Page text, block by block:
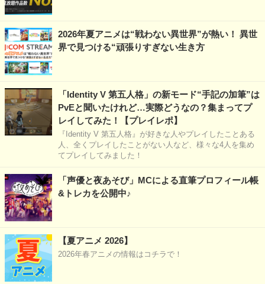
2026年夏アニメは“戦わない異世界”が熱い！ 異世
界で見つける“頑張りすぎない生き方
「Identity V 第五人格」の新モード“手記の加筆”は
PvEと聞いたけれど…実際どうなの？集まってプ
レイしてみた！【プレイレポ】
『Identity V 第五人格』が好きな人やプレイしたことある
人、全くプレイしたことがない人など、様々な4人を集め
てプレイしてみました！
「声優と夜あそび」MCによる直筆プロフィール帳
&トレカを公開中♪
【夏アニメ 2026】
2026年春アニメの情報はコチラで！